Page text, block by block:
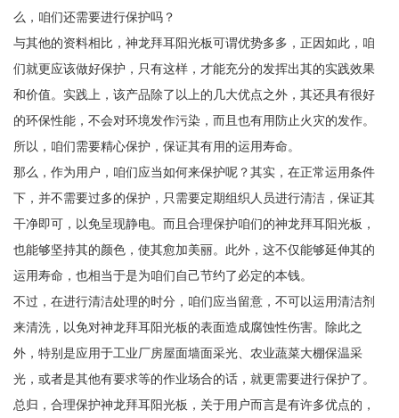
么，咱们还需要进行保护吗？
与其他的资料相比，神龙拜耳阳光板可谓优势多多，正因如此，咱
们就更应该做好保护，只有这样，才能充分的发挥出其的实践效果
和价值。实践上，该产品除了以上的几大优点之外，其还具有很好
的环保性能，不会对环境发作污染，而且也有用防止火灾的发作。
所以，咱们需要精心保护，保证其有用的运用寿命。
那么，作为用户，咱们应当如何来保护呢？其实，在正常运用条件
下，并不需要过多的保护，只需要定期组织人员进行清洁，保证其
干净即可，以免呈现静电。而且合理保护咱们的神龙拜耳阳光板，
也能够坚持其的颜色，使其愈加美丽。此外，这不仅能够延伸其的
运用寿命，也相当于是为咱们自己节约了必定的本钱。
不过，在进行清洁处理的时分，咱们应当留意，不可以运用清洁剂
来清洗，以免对神龙拜耳阳光板的表面造成腐蚀性伤害。除此之
外，特别是应用于工业厂房屋面墙面采光、农业蔬菜大棚保温采
光，或者是其他有要求等的作业场合的话，就更需要进行保护了。
总归，合理保护神龙拜耳阳光板，关于用户而言是有许多优点的，